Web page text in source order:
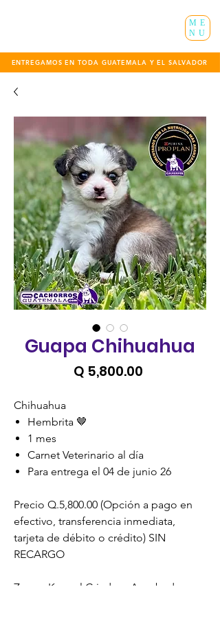
ENTREGAMOS EN TODA GUATEMALA Y EL SALVADOR
ME
NU
Guapa Chihuahua
Q 5,800.00
Chihuahua
Hembrita 🤎
1 mes
Carnet Veterinario al día
Para entrega el 04 de junio 26
Precio Q.5,800.00 (Opción a pago en
efectivo, transferencia inmediata,
tarjeta de débito o crédito) SIN
RECARGO
Zoona Kennel Criadero Aprobado y